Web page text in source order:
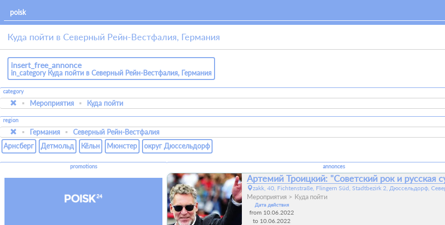
Куда пойти в Северный Рейн-Вестфалия, Германия
insert_free_annonce
in_category Куда пойти в Северный Рейн-Вестфалия, Германия
category
Мероприятия Куда пойти
region
Германия
Северный Рейн-Вестфалия
Арнсберг
Детмольд Кёльн Мюнстер округ Дюссельдорф
promotions annonces
Артемий Троицкий: "Советский рок и русская
zakk, 40, Fichtenstraße, Flingern Süd, Stadtbezirk 2, Дюссельдорф,
Мероприятия Куда пойти
Дата действия
from 10.06.2022
to 10.06.2022